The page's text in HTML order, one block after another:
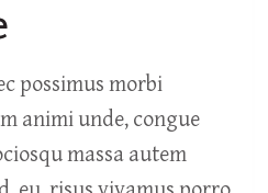
possimus morbi
animi unde, congue
massa autem